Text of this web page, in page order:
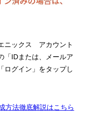
ニックス アカウント
「IDまたは、メールア
グイン」をタップし
方法徹底解説はこちら